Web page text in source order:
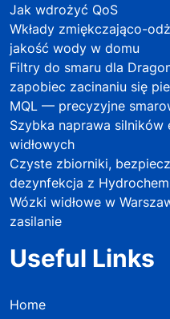
Jak wdrożyć QoS
Wkłady zmiękczająco-
jakość wody w domu
Filtry do smaru dla
zapobiec zacinaniu się
MQL — precyzyjne
Szybka naprawa
widłowych
Czyste zbiorniki,
dezynfekcja z
Wózki widłowe w
zasilanie
Useful Links
Home